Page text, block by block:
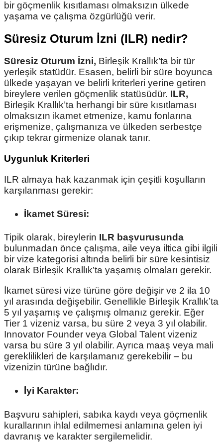
bir göçmenlik kısıtlaması olmaksızın ülkede
yaşama ve çalışma özgürlüğü verir.
Süresiz Oturum İzni (ILR) nedir?
Süresiz Oturum İzni, Birleşik Krallık’ta bir tür
yerleşik statüdür. Esasen, belirli bir süre boyunca
ülkede yaşayan ve belirli kriterleri yerine getiren
bireylere verilen göçmenlik statüsüdür. ILR,
Birleşik Krallık’ta herhangi bir süre kısıtlaması
olmaksızın ikamet etmenize, kamu fonlarına
erişmenize, çalışmanıza ve ülkeden serbestçe
çıkıp tekrar girmenize olanak tanır.
Uygunluk Kriterleri
ILR almaya hak kazanmak için çeşitli koşulların
karşılanması gerekir:
İkamet Süresi:
Tipik olarak, bireylerin ILR başvurusunda
bulunmadan önce çalışma, aile veya iltica gibi ilgili
bir vize kategorisi altında belirli bir süre kesintisiz
olarak Birleşik Krallık’ta yaşamış olmaları gerekir.
İkamet süresi vize türüne göre değişir ve 2 ila 10
yıl arasında değişebilir. Genellikle Birleşik Krallık’ta
5 yıl yaşamış ve çalışmış olmanız gerekir. Eğer
Tier 1 vizeniz varsa, bu süre 2 veya 3 yıl olabilir.
Innovator Founder veya Global Talent vizeniz
varsa bu süre 3 yıl olabilir. Ayrıca maaş veya mali
gereklilikleri de karşılamanız gerekebilir – bu
vizenizin türüne bağlıdır.
İyi Karakter:
Başvuru sahipleri, sabıka kaydı veya göçmenlik
kurallarının ihlal edilmemesi anlamına gelen iyi
davranış ve karakter sergilemelidir.